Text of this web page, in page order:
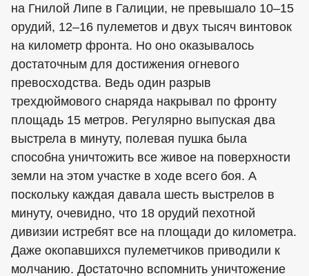
на Гнилой Липе в Галиции, не превышало 10–15
орудий, 12–16 пулеметов и двух тысяч винтовок
на километр фронта. Но оно оказывалось
достаточным для достижения огневого
превосходства. Ведь один разрыв
трехдюймового снаряда накрывал по фронту
площадь 15 метров. Регулярно выпуская два
выстрела в минуту, полевая пушка была
способна уничтожить все живое на поверхности
земли на этом участке в ходе всего боя. А
поскольку каждая давала шесть выстрелов в
минуту, очевидно, что 18 орудий пехотной
дивизии истребят все на площади до километра.
Даже окопавшихся пулеметчиков приводили к
молчанию. Достаточно вспомнить уничтожение